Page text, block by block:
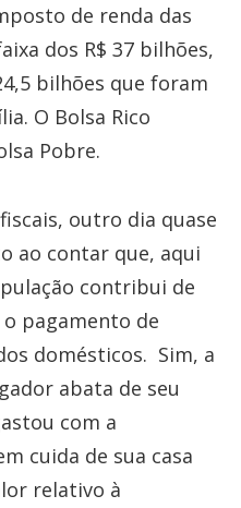
de renda das
dos R$ 37 bilhões,
bilhões que foram
O Bolsa Rico
Pobre.
outro dia quase
ao contar que, aqui
contribui de
pagamento de
domésticos. Sim, a
abata de seu
com a
cuida de sua casa
relativo à